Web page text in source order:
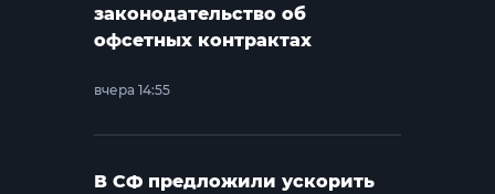
законодательство об
офсетных контрактах
вчера 14:55
В СФ предложили ускорить